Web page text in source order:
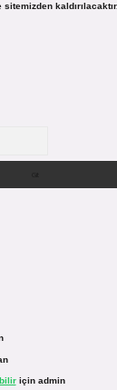
kaldırılacaktır.
için admin